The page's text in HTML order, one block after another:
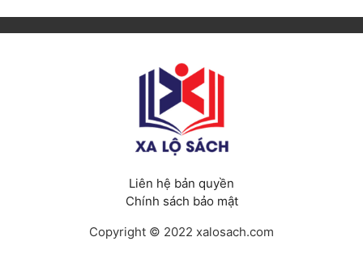
Liên hệ bản quyền
Chính sách bảo mật
Copyright © 2022 xalosach.com